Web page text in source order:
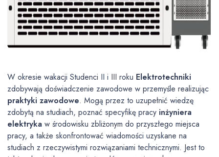
W okresie wakacji Studenci II i III roku Elektrotechniki
zdobywają doświadczenie zawodowe w przemyśle realizując
praktyki zawodowe. Mogą przez to uzupełnić wiedzę
zdobytą na studiach, poznać specyfikę pracy inżyniera
elektryka w środowisku zbliżonym do przyszłego miejsca
pracy, a także skonfrontować wiadomości uzyskane na
studiach z rzeczywistymi rozwiązaniami technicznymi. Jest to